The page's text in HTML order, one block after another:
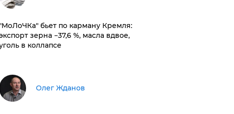
бьет по карману Кремля:
зерна −37,6 %, масла вдвое,
в коллапсе
Олег Жданов